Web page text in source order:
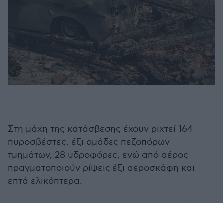
Στη μάχη της κατάσβεσης έχουν ριχτεί 164
πυροσβέστες, έξι ομάδες πεζοπόρων
τμημάτων, 28 υδροφόρες, ενώ από αέρος
πραγματοποιούν ρίψεις έξι αεροσκάφη και
επτά ελικόπτερα.